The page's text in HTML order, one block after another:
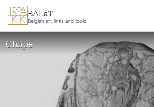
Ga naar hoofdinhoud
BALaT
Belgian art, links and tools
Chape